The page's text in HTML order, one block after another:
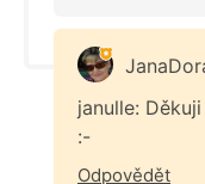
janulle: Děkuji
:-
Odpovědět